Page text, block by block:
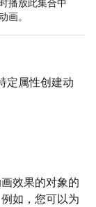
播放此集合中
画。
定属性创建动
效果的对象的
如，您可以为